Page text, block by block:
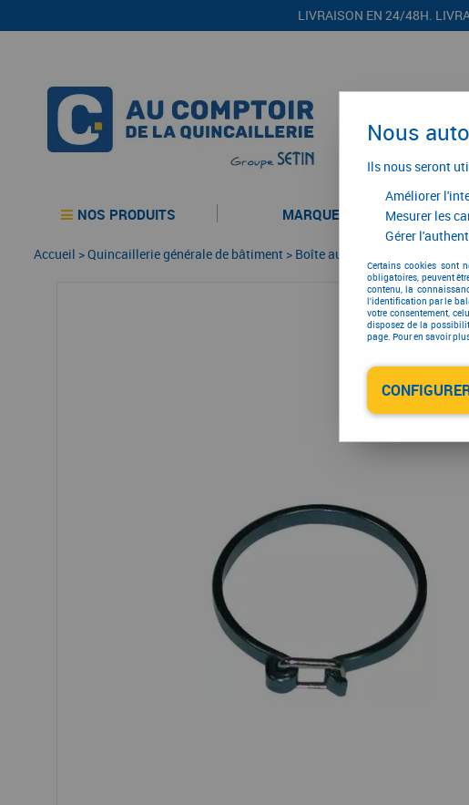
LIVRAISON EN 24/48H.
NOS PRODUITS MARQUES
Accueil >Quincaillerie générale de bâtiment > Boîte aux lettres - signalétique
Nous
Ils nous seront
Améliorer
Mesurer les
Gérer
Certains cookies sont
obligatoires, peuvent
contenu, la
l'identification par le
votre consentement,
disposez de la
page. Pour en savoir